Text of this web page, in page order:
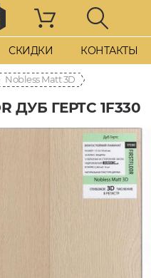
СКИДКИ КОНТАКТЫ
Nobless Matt 3D
ДУБ ГЕРТС 1F330